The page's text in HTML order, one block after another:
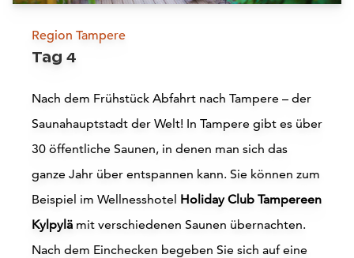
Sauna Hopping
Hankasalmi
Mehr lesen
Region Tampere
Tag 4
Nach dem Frühstück Abfahrt nach Tampere – der
Saunahauptstadt der Welt! In Tampere gibt es über
30 öffentliche Saunen, in denen man sich das
ganze Jahr über entspannen kann. Sie können zum
Beispiel im Wellnesshotel Holiday Club Tampereen
Kylpylä mit verschiedenen Saunen übernachten.
Nach dem Einchecken begeben Sie sich auf eine